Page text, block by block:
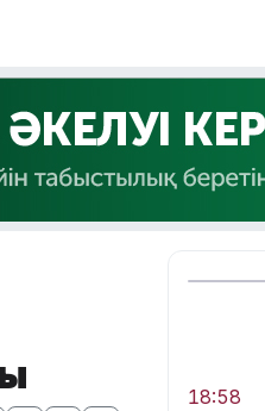
18:58